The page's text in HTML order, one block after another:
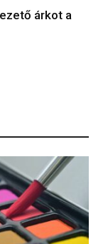
árkot a